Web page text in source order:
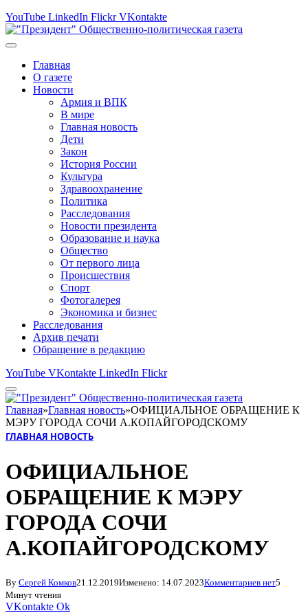
YouTube LinkedIn Flickr VKontakte
Главная
О газете
Новости
Армия и ВПК
В мире
Главная новость
Дети
Закон
История России
Культура
Здравоохранение
Политика
Расследования
Новости президента
Образование и наука
Общество
От первого лица
Происшествия
Спорт
Фотогалерея
Экономика и бизнес
Расследования
Архив печати
Обращение в редакцию
YouTube VKontakte LinkedIn Flickr
Главная»Главная новость»ОФИЦИАЛЬНОЕ ОБРАЩЕНИЕ К
МЭРУ ГОРОДА СОЧИ А.КОПАЙГОРОДСКОМУ
ГЛАВНАЯ НОВОСТЬ
ОФИЦИАЛЬНОЕ
ОБРАЩЕНИЕ К МЭРУ
ГОРОДА СОЧИ
А.КОПАЙГОРОДСКОМУ
By Сергей Комков21.12.2019Изменено: 14.07.2023Комментариев нет5
Минут чтения
VKontakte Ok